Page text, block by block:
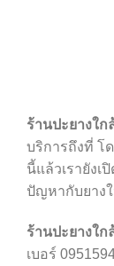
ร้านปะยางใ
บริการถึงที่ โ
นี้แล้วเรายัง
ปัญหากับยางใ
ร้านปะยางใ
เบอร์